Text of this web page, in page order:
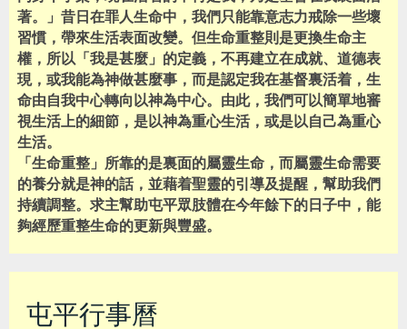
著。」昔日在罪人生命中，我們只能靠意志力戒除一些壞
習慣，帶來生活表面改變。但生命重整則是更換生命主
權，所以「我是甚麼」的定義，不再建立在成就、道德表
現，或我能為神做甚麼事，而是認定我在基督裏活着，生
命由自我中心轉向以神為中心。由此，我們可以簡單地審
視生活上的細節，是以神為重心生活，或是以自己為重心
生活。
「生命重整」所靠的是裏面的屬靈生命，而屬靈生命需要
的養分就是神的話，並藉着聖靈的引導及提醒，幫助我們
持續調整。求主幫助屯平眾肢體在今年餘下的日子中，能
夠經歷重整生命的更新與豐盛。
屯平行事曆